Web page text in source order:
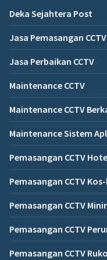
Deka Sejahtera Post
Jasa Pemasangan CCTV
Jasa Perbaikan CCTV
Maintenance CCTV
Maintenance CCTV
Maintenance Sistem
Pemasangan CCTV
Pemasangan CCTV
Pemasangan CCTV
Pemasangan CCTV
Pemasangan CCTV